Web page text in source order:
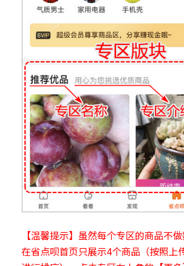
【温馨提示】虽然每个专区的商品不
在省点呗首页只展示4个商品（按照上